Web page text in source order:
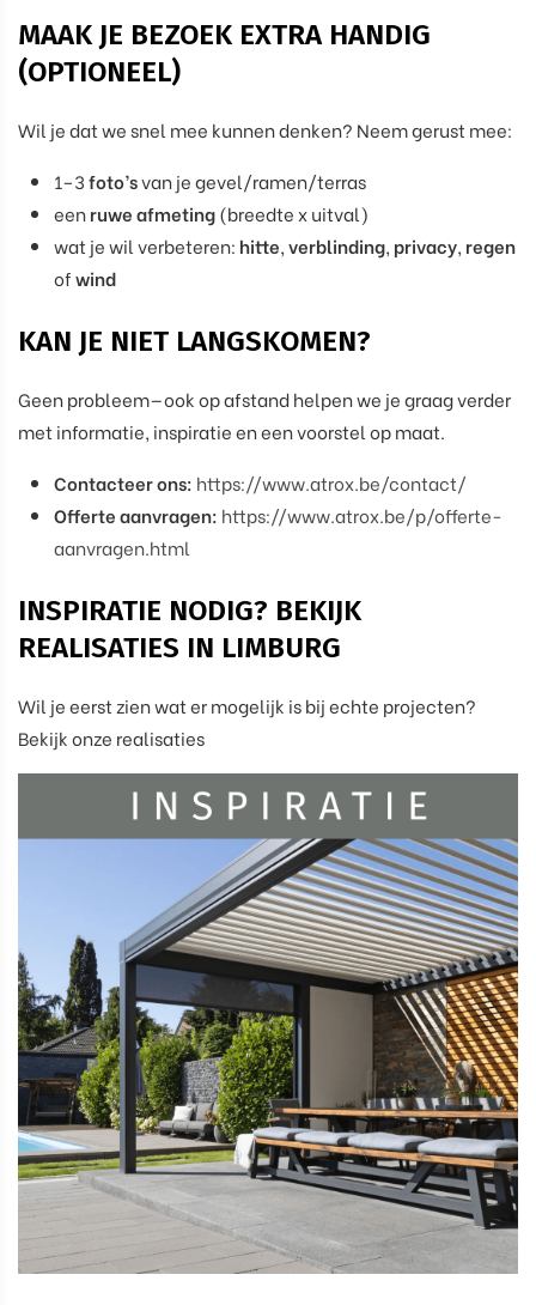
MAAK JE BEZOEK EXTRA HANDIG
(OPTIONEEL)
Wil je dat we snel mee kunnen denken? Neem gerust mee:
1–3foto’svan je gevel/ramen/terras
eenruwe afmeting(breedte x uitval)
wat je wil verbeteren: hitte,verblinding, privacy, regen
ofwind
KAN JE NIET LANGSKOMEN?
Geen probleem—ook op afstand helpen we je graag verder
met informatie, inspiratie en een voorstel op maat.
Contacteer ons: https://www.atrox.be/contact/
Offerte aanvragen: https://www.atrox.be/p/offerte-
aanvragen.html
INSPIRATIE NODIG? BEKIJK
REALISATIES IN LIMBURG
Wil je eerst zien wat er mogelijk is bij echte projecten?
Bekijk onze realisaties